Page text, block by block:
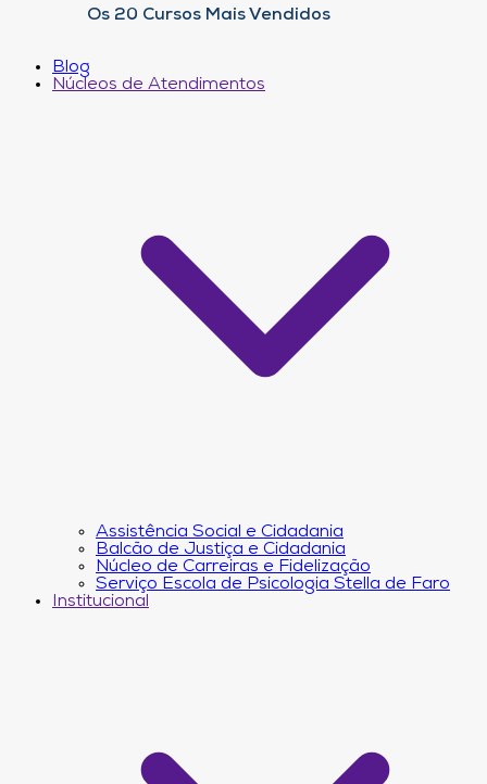
Os 20 Cursos Mais Vendidos
Blog
Núcleos de Atendimentos
Assistência Social e Cidadania
Balcão de Justiça e Cidadania
Núcleo de Carreiras e Fidelização
Serviço Escola de Psicologia Stella de Faro
Institucional